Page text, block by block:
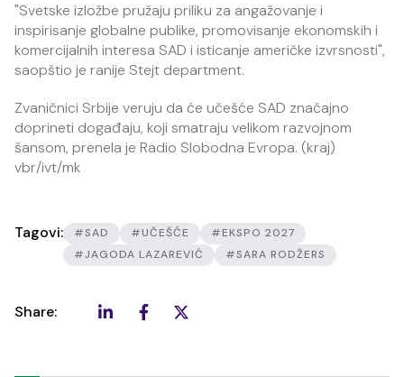
"Svetske izložbe pružaju priliku za angažovanje i
inspirisanje globalne publike, promovisanje ekonomskih i
komercijalnih interesa SAD i isticanje američke izvrsnosti",
saopštio je ranije Stejt department.
Zvaničnici Srbije veruju da će učešće SAD značajno
doprineti događaju, koji smatraju velikom razvojnom
šansom, prenela je Radio Slobodna Evropa. (kraj)
vbr/ivt/mk
Tagovi: #SAD #UČEŠĆE
#EKSPO 2027
#JAGODA LAZAREVIĆ
#SARA RODŽERS
Share: